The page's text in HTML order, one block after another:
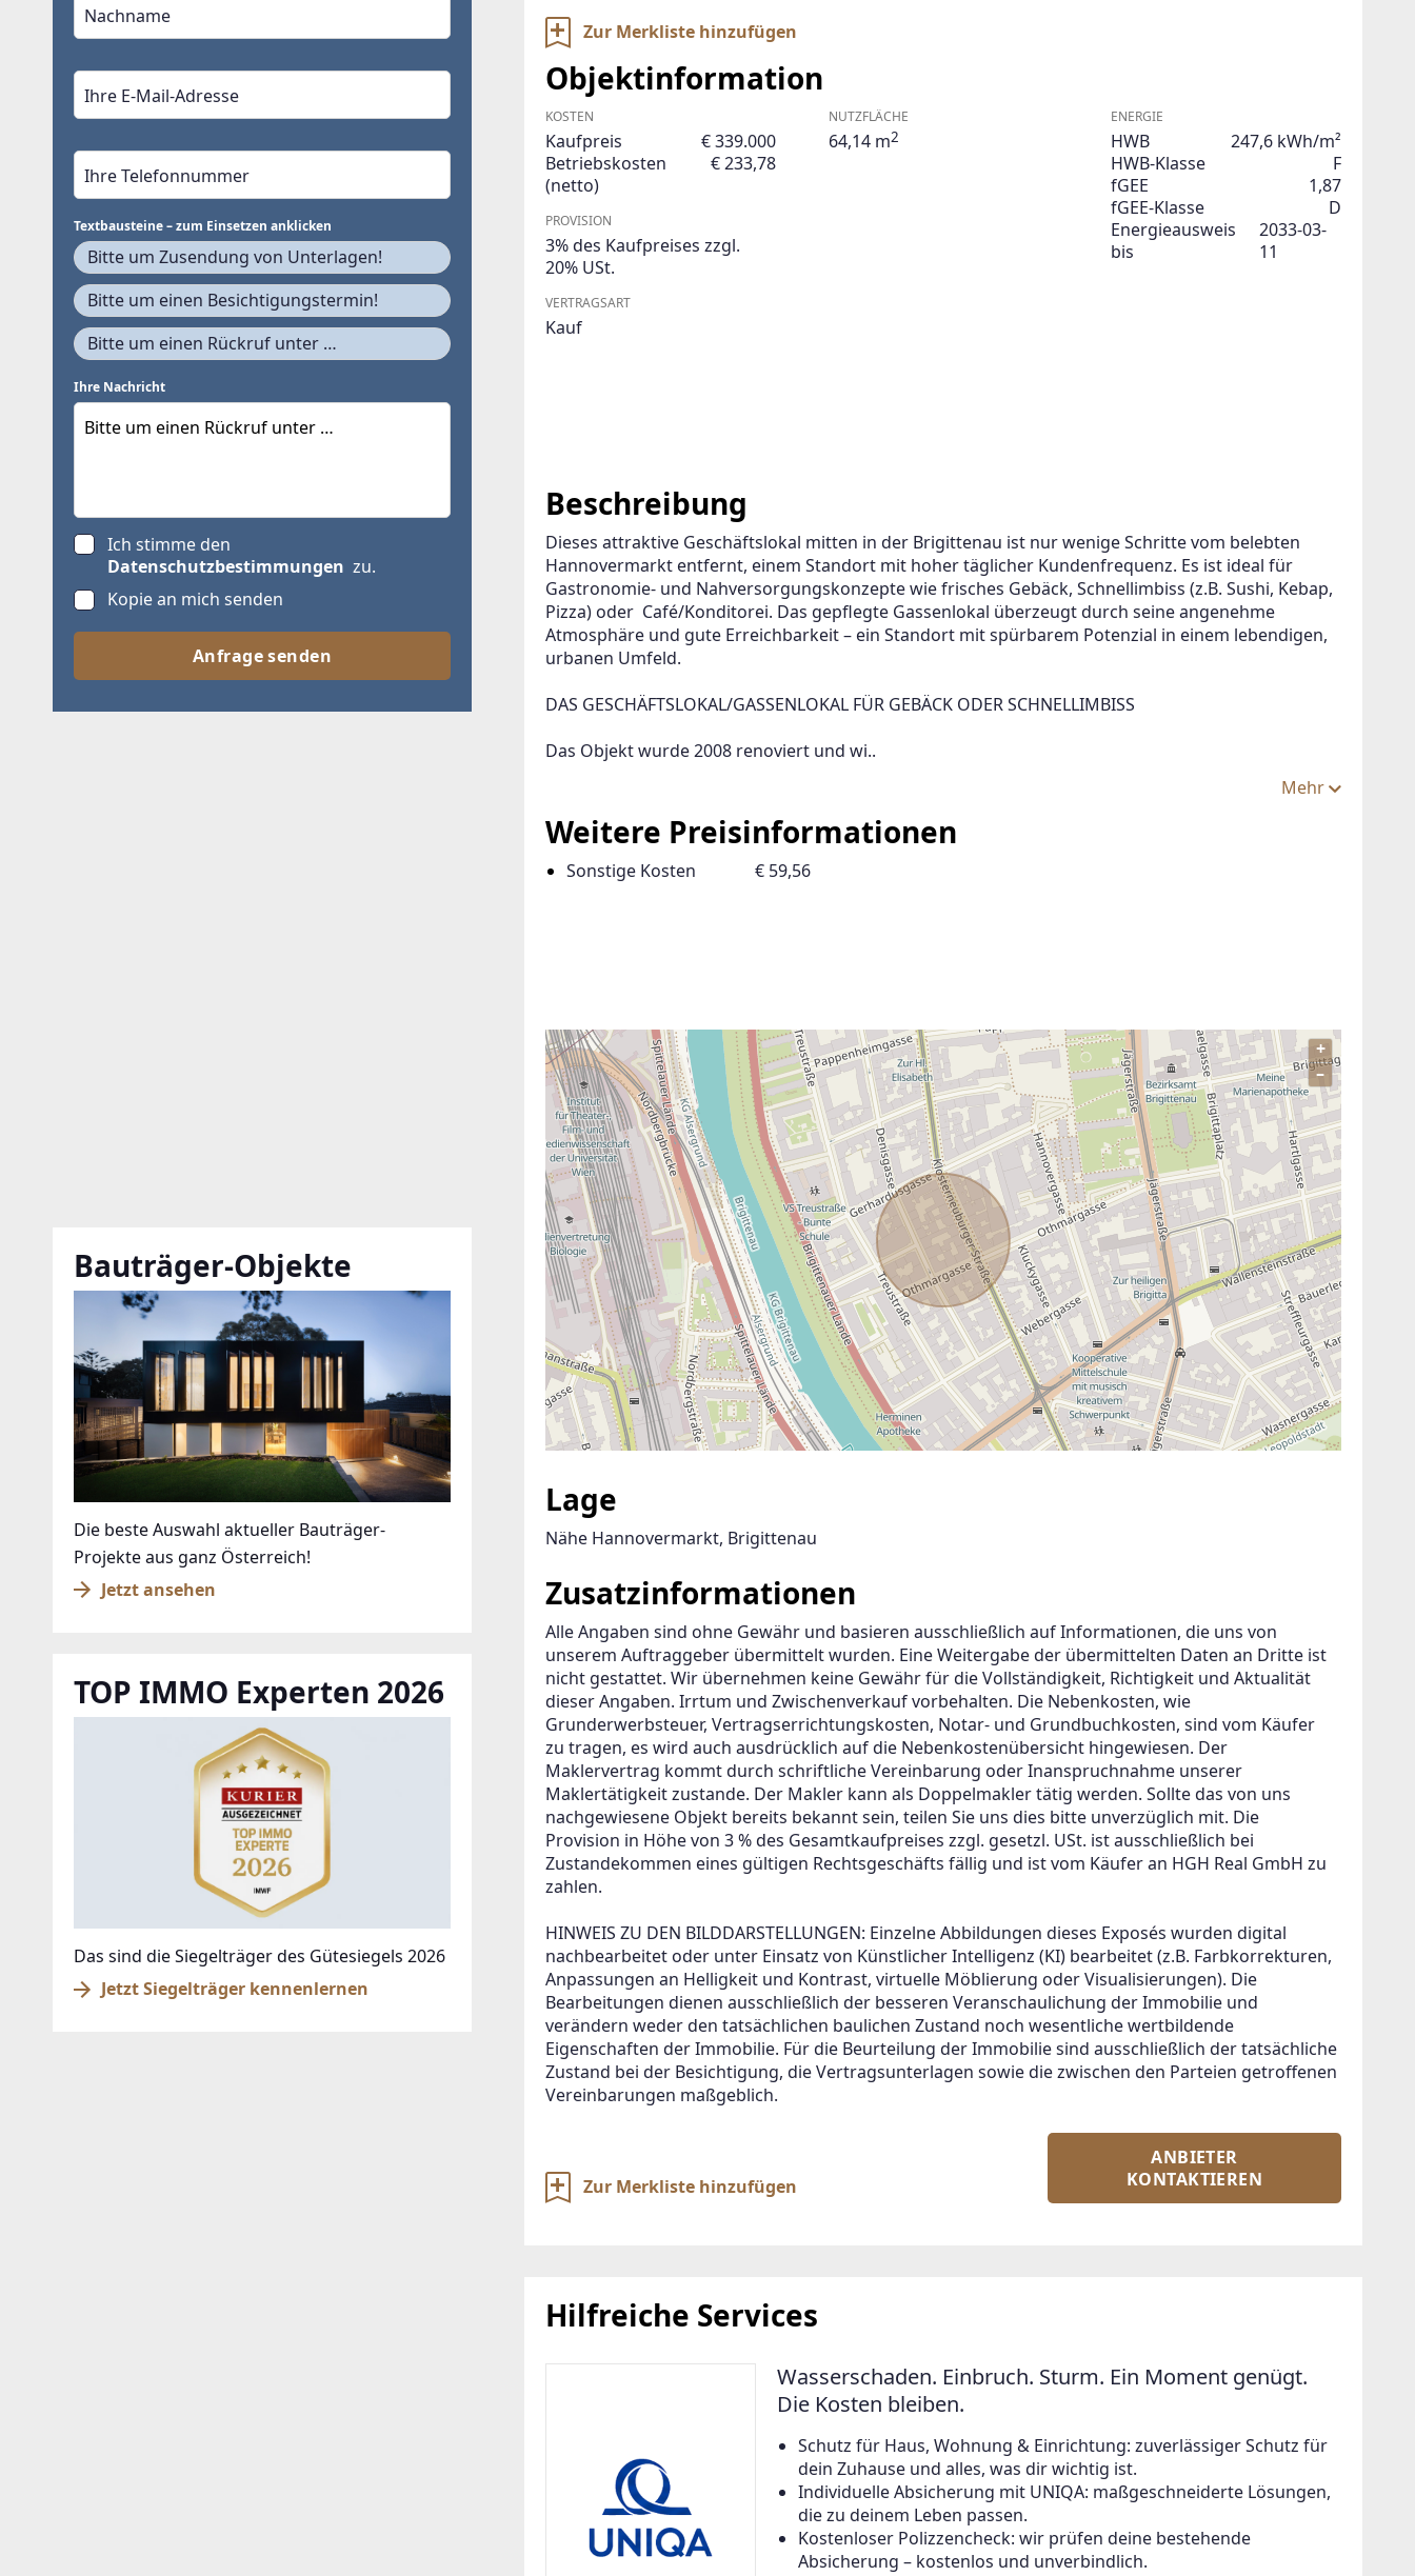
Zur Merkliste hinzufügen
Objektinformation
KOSTEN
Kaufpreis
€ 339.000
Betriebskosten
(netto)
€ 233,78
PROVISION
3% des Kaufpreises zzgl.
20% USt.
VERTRAGSART
Kauf
NUTZFLÄCHE
64,14 m2
ENERGIE
HWB
247,6 kWh/m²
HWB-Klasse
F
fGEE
1,87
fGEE-Klasse
D
Energieausweis
bis
2033-03-
11
Beschreibung
Dieses attraktive Geschäftslokal mitten in der Brigittenau ist nur wenige Schritte vom belebten
Hannovermarkt entfernt, einem Standort mit hoher täglicher Kundenfrequenz. Es ist ideal für
Gastronomie- und Nahversorgungskonzepte wie frisches Gebäck, Schnellimbiss (z.B. Sushi, Kebap,
Pizza) oder  Café/Konditorei. Das gepflegte Gassenlokal überzeugt durch seine angenehme
Atmosphäre und gute Erreichbarkeit – ein Standort mit spürbarem Potenzial in einem lebendigen,
urbanen Umfeld.
DAS GESCHÄFTSLOKAL/GASSENLOKAL FÜR GEBÄCK ODER SCHNELLIMBISS
Das Objekt wurde 2008 renoviert und wi..
Mehr
Weitere Preisinformationen
Sonstige Kosten € 59,56
+
–
ANBIETER KONTAKTIEREN
Lage
Nähe Hannovermarkt, Brigittenau
Zusatzinformationen
Alle Angaben sind ohne Gewähr und basieren ausschließlich auf Informationen, die uns von
unserem Auftraggeber übermittelt wurden. Eine Weitergabe der übermittelten Daten an Dritte ist
nicht gestattet. Wir übernehmen keine Gewähr für die Vollständigkeit, Richtigkeit und Aktualität
dieser Angaben. Irrtum und Zwischenverkauf vorbehalten. Die Nebenkosten, wie
Grunderwerbsteuer, Vertragserrichtungskosten, Notar- und Grundbuchkosten, sind vom Käufer
zu tragen, es wird auch ausdrücklich auf die Nebenkostenübersicht hingewiesen. Der
Maklervertrag kommt durch schriftliche Vereinbarung oder Inanspruchnahme unserer
Maklertätigkeit zustande. Der Makler kann als Doppelmakler tätig werden. Sollte das von uns
nachgewiesene Objekt bereits bekannt sein, teilen Sie uns dies bitte unverzüglich mit. Die
Provision in Höhe von 3 % des Gesamtkaufpreises zzgl. gesetzl. USt. ist ausschließlich bei
Zustandekommen eines gültigen Rechtsgeschäfts fällig und ist vom Käufer an HGH Real GmbH zu
zahlen.
HINWEIS ZU DEN BILDDARSTELLUNGEN: Einzelne Abbildungen dieses Exposés wurden digital
nachbearbeitet oder unter Einsatz von Künstlicher Intelligenz (KI) bearbeitet (z.B. Farbkorrekturen,
Anpassungen an Helligkeit und Kontrast, virtuelle Möblierung oder Visualisierungen). Die
Bearbeitungen dienen ausschließlich der besseren Veranschaulichung der Immobilie und
verändern weder den tatsächlichen baulichen Zustand noch wesentliche wertbildende
Eigenschaften der Immobilie. Für die Beurteilung der Immobilie sind ausschließlich der tatsächliche
Zustand bei der Besichtigung, die Vertragsunterlagen sowie die zwischen den Parteien getroffenen
Zur Merkliste hinzufügen
ANBIETER
KONTAKTIEREN
Hilfreiche Services
Wasserschaden. Einbruch. Sturm. Ein Moment genügt.
Die Kosten bleiben.
Schutz für Haus, Wohnung & Einrichtung: zuverlässiger Schutz für
dein Zuhause und alles, was dir wichtig ist.
Individuelle Absicherung mit UNIQA: maßgeschneiderte Lösungen,
die zu deinem Leben passen.
Kostenloser Polizzencheck: wir prüfen deine bestehende
Absicherung – kostenlos und unverbindlich.
Textbausteine – zum Einsetzen anklicken
Bitte um Zusendung von Unterlagen!
Bitte um einen Besichtigungstermin!
Bitte um einen Rückruf unter …
Ihre Nachricht
Ich stimme den
Datenschutzbestimmungen zu.
Kopie an mich senden
Anfrage senden
Bauträger-Objekte
Die beste Auswahl aktueller Bauträger-
Projekte aus ganz Österreich!
Jetzt ansehen
TOP IMMO Experten 2026
Das sind die Siegelträger des Gütesiegels 2026
Jetzt Siegelträger kennenlernen